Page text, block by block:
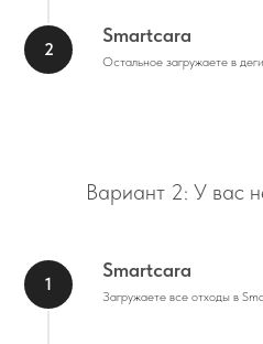
Smartcara
Остальное загружаете в
Вариант 2: У вас
Smartcara
Загружаете все отходы в